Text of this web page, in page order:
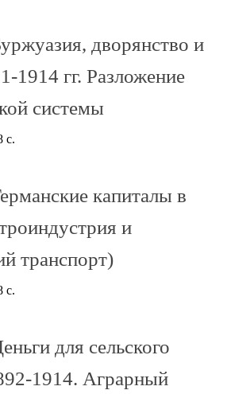
дворянство и
1914 гг. Разложение
системы
с.
капиталы в
и
транспорт)
с.
для сельского
1914. Аграрный